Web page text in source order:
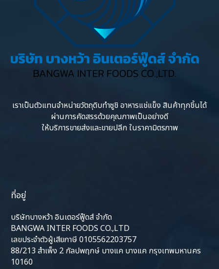
เราเป็นตัวแทนจำหน่ายวัตถุดิบทำซูชิ อาหารแช่แข็ง สินค้าทุกชิ้นได้
ผ่านการคัดสรรด้วยคุณภาพเป็นอย่างดี
ให้บริการขายส่งและขายปลีก ในราคามิตรภาพ
ที่อยู่
บริษัทบางหว้า อินเตอร์ฟู๊ดส์ จำกัด
BANGWA INTER FOODS CO.,LTD
เลขประจำตัวผู้เสียภาษี 0105562203757
88/213 สำเพ็ง 2 กัลปพฤกษ์ บางแค บางแค กรุงเทพมหานคร
10160